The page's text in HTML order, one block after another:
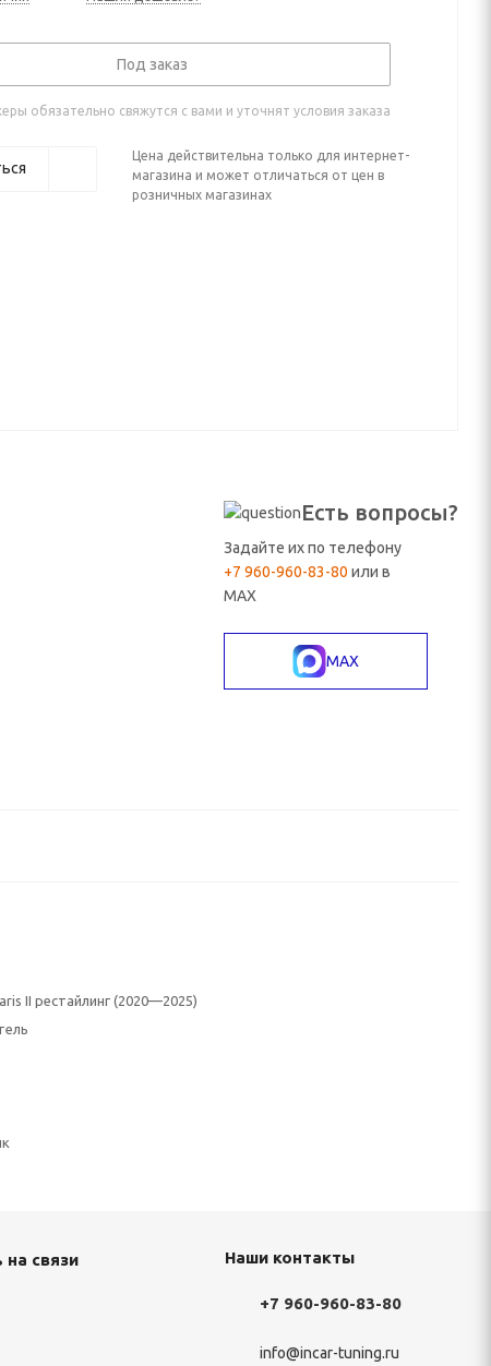
Под заказ
обязательно свяжутся с вами и уточнят условия заказа
Цена действительна только для интернет-
магазина и может отличаться от цен в
розничных магазинах
Есть вопросы?
Задайте их по телефону
+7 960-960-83-80 или в
MAX
MAX
II рестайлинг (2020—2025)
на связи Наши контакты
+7 960-960-83-80
info@incar-tuning.ru